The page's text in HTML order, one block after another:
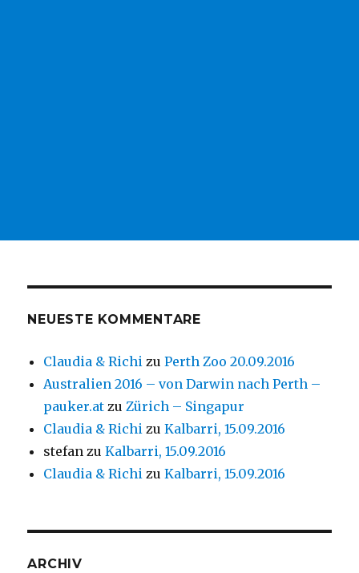
NEUESTE KOMMENTARE
Claudia & Richi zuPerth Zoo 20.09.2016
Australien 2016 – von Darwin nach Perth –
pauker.at zuZürich – Singapur
Claudia & Richi zuKalbarri, 15.09.2016
stefan zuKalbarri, 15.09.2016
Claudia & Richi zuKalbarri, 15.09.2016
ARCHIV